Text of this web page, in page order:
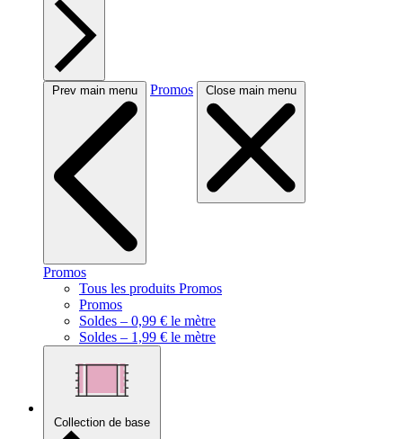
Prev main menu Promos Close main menu
Promos
Tous les produits Promos
Promos
Soldes – 0,99 € le mètre
Soldes – 1,99 € le mètre
Collection de base